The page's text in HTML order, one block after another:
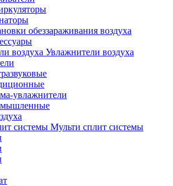
обеззараживания воздуха
Увлажнители воздуха
увлажнители
Мульти сплит системы